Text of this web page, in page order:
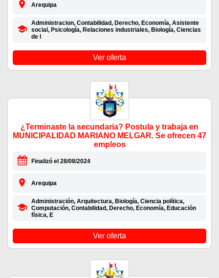
Arequipa
Administracion, Contabilidad, Derecho, Economía, Asistente
social, Psicología, Relaciones industriales, Biología, Ciencias
de l
Ver oferta
¿Terminaste la secundaria? Postula y trabaja en
MUNICIPALIDAD MARIANO MELGAR. Se ofrecen 47
empleos
Finalizó el 28/08/2024
Arequipa
Administración, Arquitectura, Biología, Ciencia política,
Computación, Contabilidad, Derecho, Economía, Educación
física, E
Ver oferta